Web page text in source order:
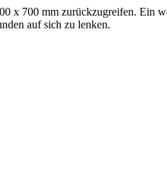
700 mm zurückzugreifen. Ein
auf sich zu lenken.